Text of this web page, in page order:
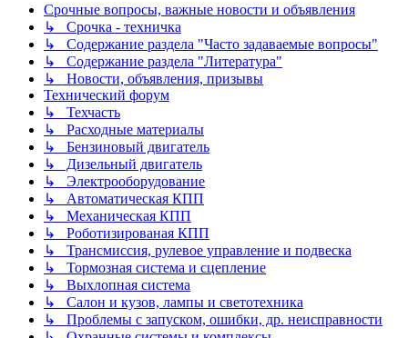
Срочные вопросы, важные новости и объявления
↳ Срочка - техничка
↳ Содержание раздела "Часто задаваемые вопросы"
↳ Содержание раздела "Литература"
↳ Новости, объявления, призывы
Технический форум
↳ Техчасть
↳ Расходные материалы
↳ Бензиновый двигатель
↳ Дизельный двигатель
↳ Электрооборудование
↳ Автоматическая КПП
↳ Механическая КПП
↳ Роботизированая КПП
↳ Трансмиссия, рулевое управление и подвеска
↳ Тормозная система и сцепление
↳ Выхлопная система
↳ Салон и кузов, лампы и светотехника
↳ Проблемы с запуском, ошибки, др. неисправности